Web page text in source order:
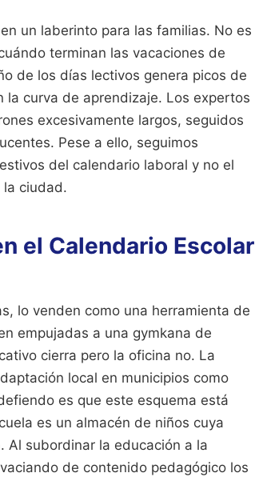
un laberinto para las familias. No es
terminan las vacaciones de
de los días lectivos genera picos de
curva de aprendizaje. Los expertos
excesivamente largos, seguidos
Pese a ello, seguimos
del calendario laboral y no el
la ciudad.
el Calendario Escolar
lo venden como una herramienta de
empujadas a una gymkana de
cierra pero la oficina no. La
local en municipios como
es que este esquema está
es un almacén de niños cuya
Al subordinar la educación a la
de contenido pedagógico los